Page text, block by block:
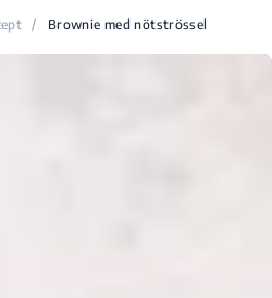
/ Brownie med nötströssel